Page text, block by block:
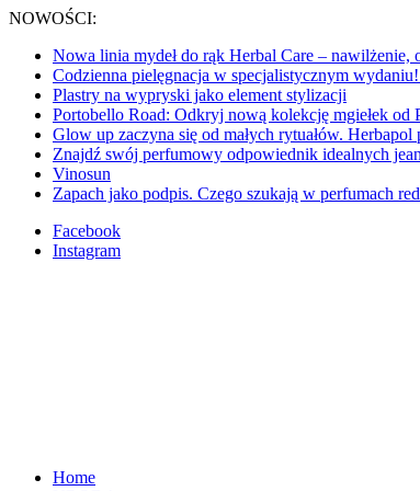
NOWOŚCI:
Nowa linia mydeł do rąk Herbal Care – nawilżenie,
Codzienna pielęgnacja w specjalistycznym
Plastry na wypryski jako element stylizacji
Portobello Road: Odkryj nową kolekcję mgiełek od
Glow up zaczyna się od małych rytuałów.
Znajdź swój perfumowy odpowiednik idealnych
Vinosun
Zapach jako podpis. Czego szukają w perfumach
Facebook
Instagram
Home